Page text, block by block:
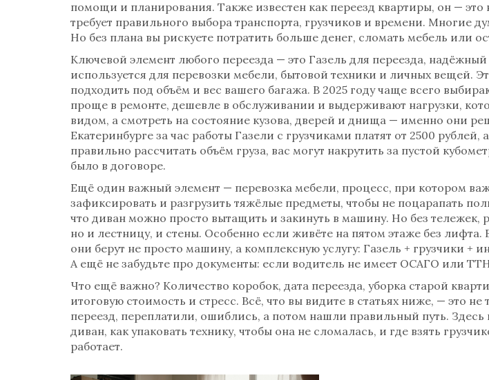
помощи и планирования. Также известен как переезд квартиры, он — это
требует правильного выбора транспорта, грузчиков и времени. Многие
Но без плана вы рискуете потратить больше денег, сломать мебель или
Ключевой элемент любого переезда — это Газель для переезда, надёжный
используется для перевозки мебели, бытовой техники и личных вещей.
подходить под объём и вес вашего багажа. В 2025 году чаще всего
проще в ремонте, дешевле в обслуживании и выдерживают нагрузки,
видом, а смотреть на состояние кузова, дверей и днища — именно они
Екатеринбурге за час работы Газели с грузчиками платят от 2500
правильно рассчитать объём груза, вас могут накрутить за пустой
было в договоре.
Ещё один важный элемент — перевозка мебели, процесс, при котором
зафиксировать и разгрузить тяжёлые предметы, чтобы не поцарапать
что диван можно просто вытащить и закинуть в машину. Но без тележек,
но и лестницу, и стены. Особенно если живёте на пятом этаже без
они берут не просто машину, а комплексную услугу: Газель + грузчики
А ещё не забудьте про документы: если водитель не имеет ОСАГО или
Что ещё важно? Количество коробок, дата переезда, уборка старой
итоговую стоимость и стресс. Всё, что вы видите в статьях ниже, — это
переезд, переплатили, ошиблись, а потом нашли правильный путь. Здесь
диван, как упаковать технику, чтобы она не сломалась, и где взять
работает.